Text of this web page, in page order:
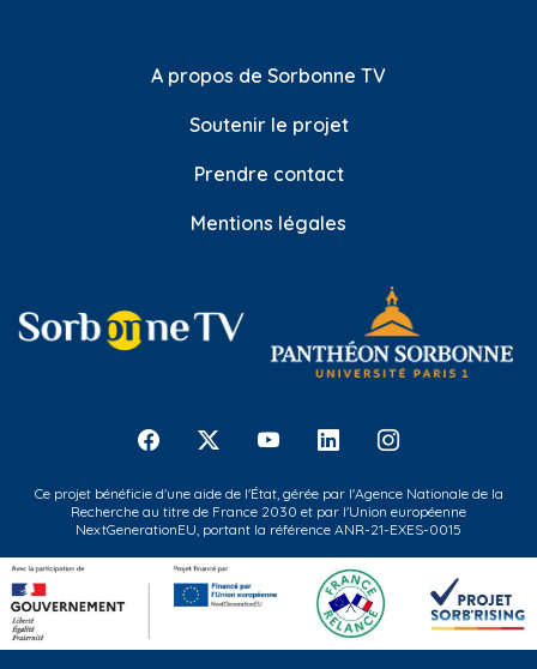
A propos de Sorbonne TV
Soutenir le projet
Prendre contact
Mentions légales
Ce projet bénéficie d'une aide de l'État, gérée par l'Agence Nationale de la
Recherche au titre de France 2030 et par l'Union européenne
NextGenerationEU, portant la référence ANR-21-EXES-0015